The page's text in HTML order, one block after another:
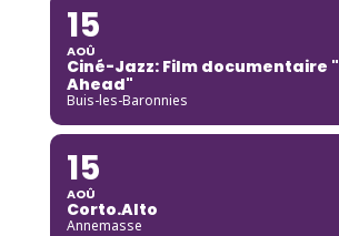
15
AOÛ
Ciné-Jazz: Film documentaire
Ahead"
Buis-les-Baronnies
15
AOÛ
Corto.Alto
Annemasse